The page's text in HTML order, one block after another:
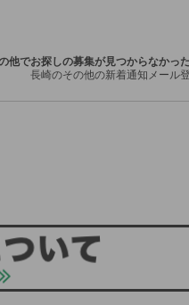
他でお探しの募集が見つからなかっ
長崎のその他の新着通知メール